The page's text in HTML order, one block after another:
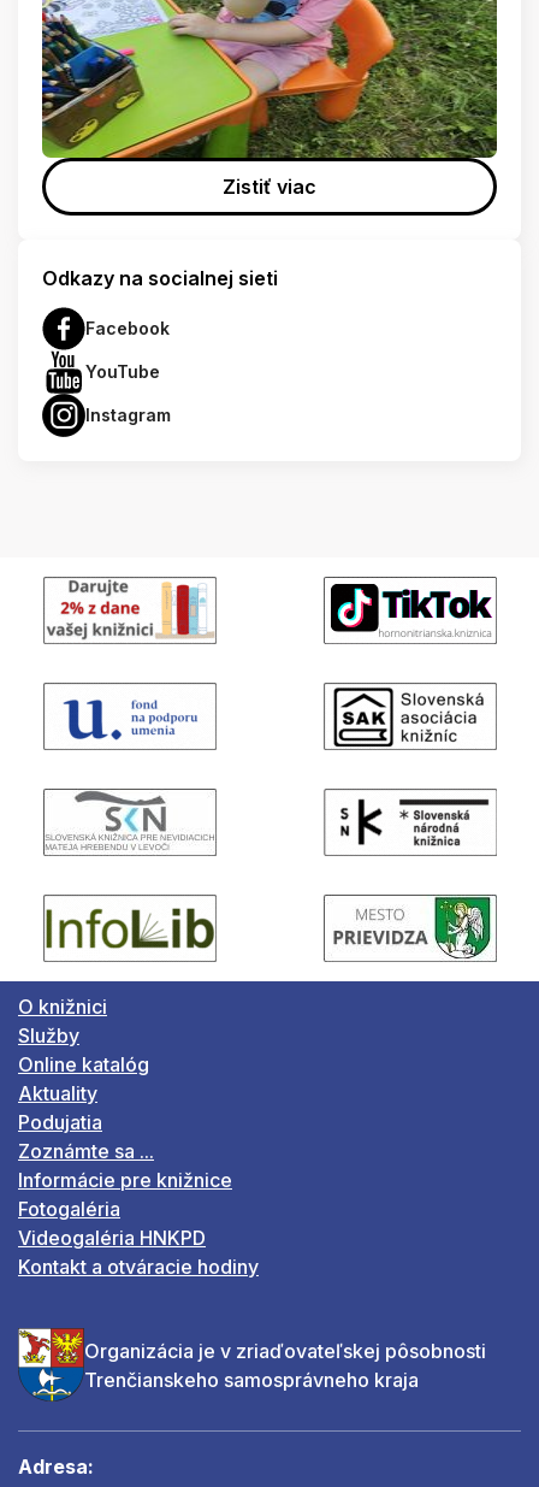
Zistiť viac
Odkazy na socialnej sieti
Facebook
YouTube
Instagram
O knižnici
Služby
Online katalóg
Aktuality
Podujatia
Zoznámte sa ...
Informácie pre knižnice
Fotogaléria
Videogaléria HNKPD
Kontakt a otváracie hodiny
Organizácia je v zriaďovateľskej pôsobnosti
Trenčianskeho samosprávneho kraja
Adresa: